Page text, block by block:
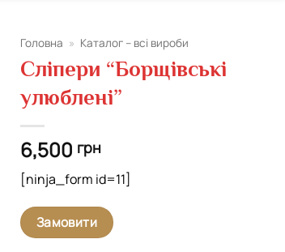
Головна » Каталог – всі вироби
Сліпери “Борщівські
улюблені”
6,500 грн
[ninja_form id=11]
Замовити